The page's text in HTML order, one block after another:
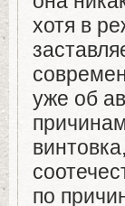
хотя в
уже об
по